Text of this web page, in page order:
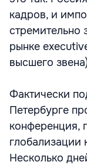
кадров, и
стремительно
рынке
высшего
Фактически
Петербурге
конференция,
глобализации
Несколько